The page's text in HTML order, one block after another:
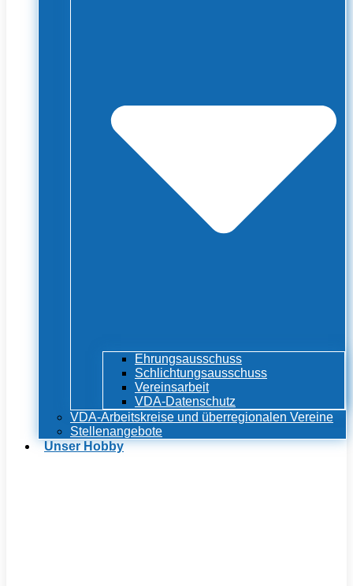
Ehrungsausschuss
Schlichtungsausschuss
Vereinsarbeit
VDA-Datenschutz
VDA-Arbeitskreise und überregionalen Vereine
Stellenangebote
Unser Hobby